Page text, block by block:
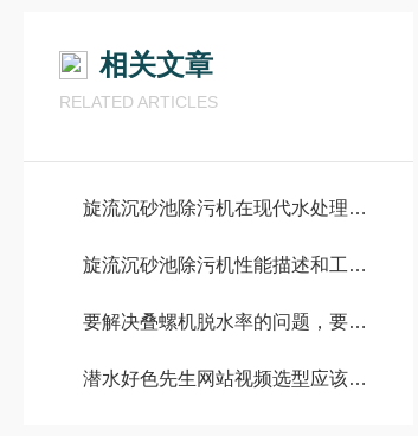
相关文章
RELATED ARTICLES
旋流沉砂池除污机在现代水处理中的应用与效益
旋流沉砂池除污机性能描述和工作原理
要解决叠螺机脱水率的问题，要明确几个因素
潜水好色先生网站视频选型应该注意的事项